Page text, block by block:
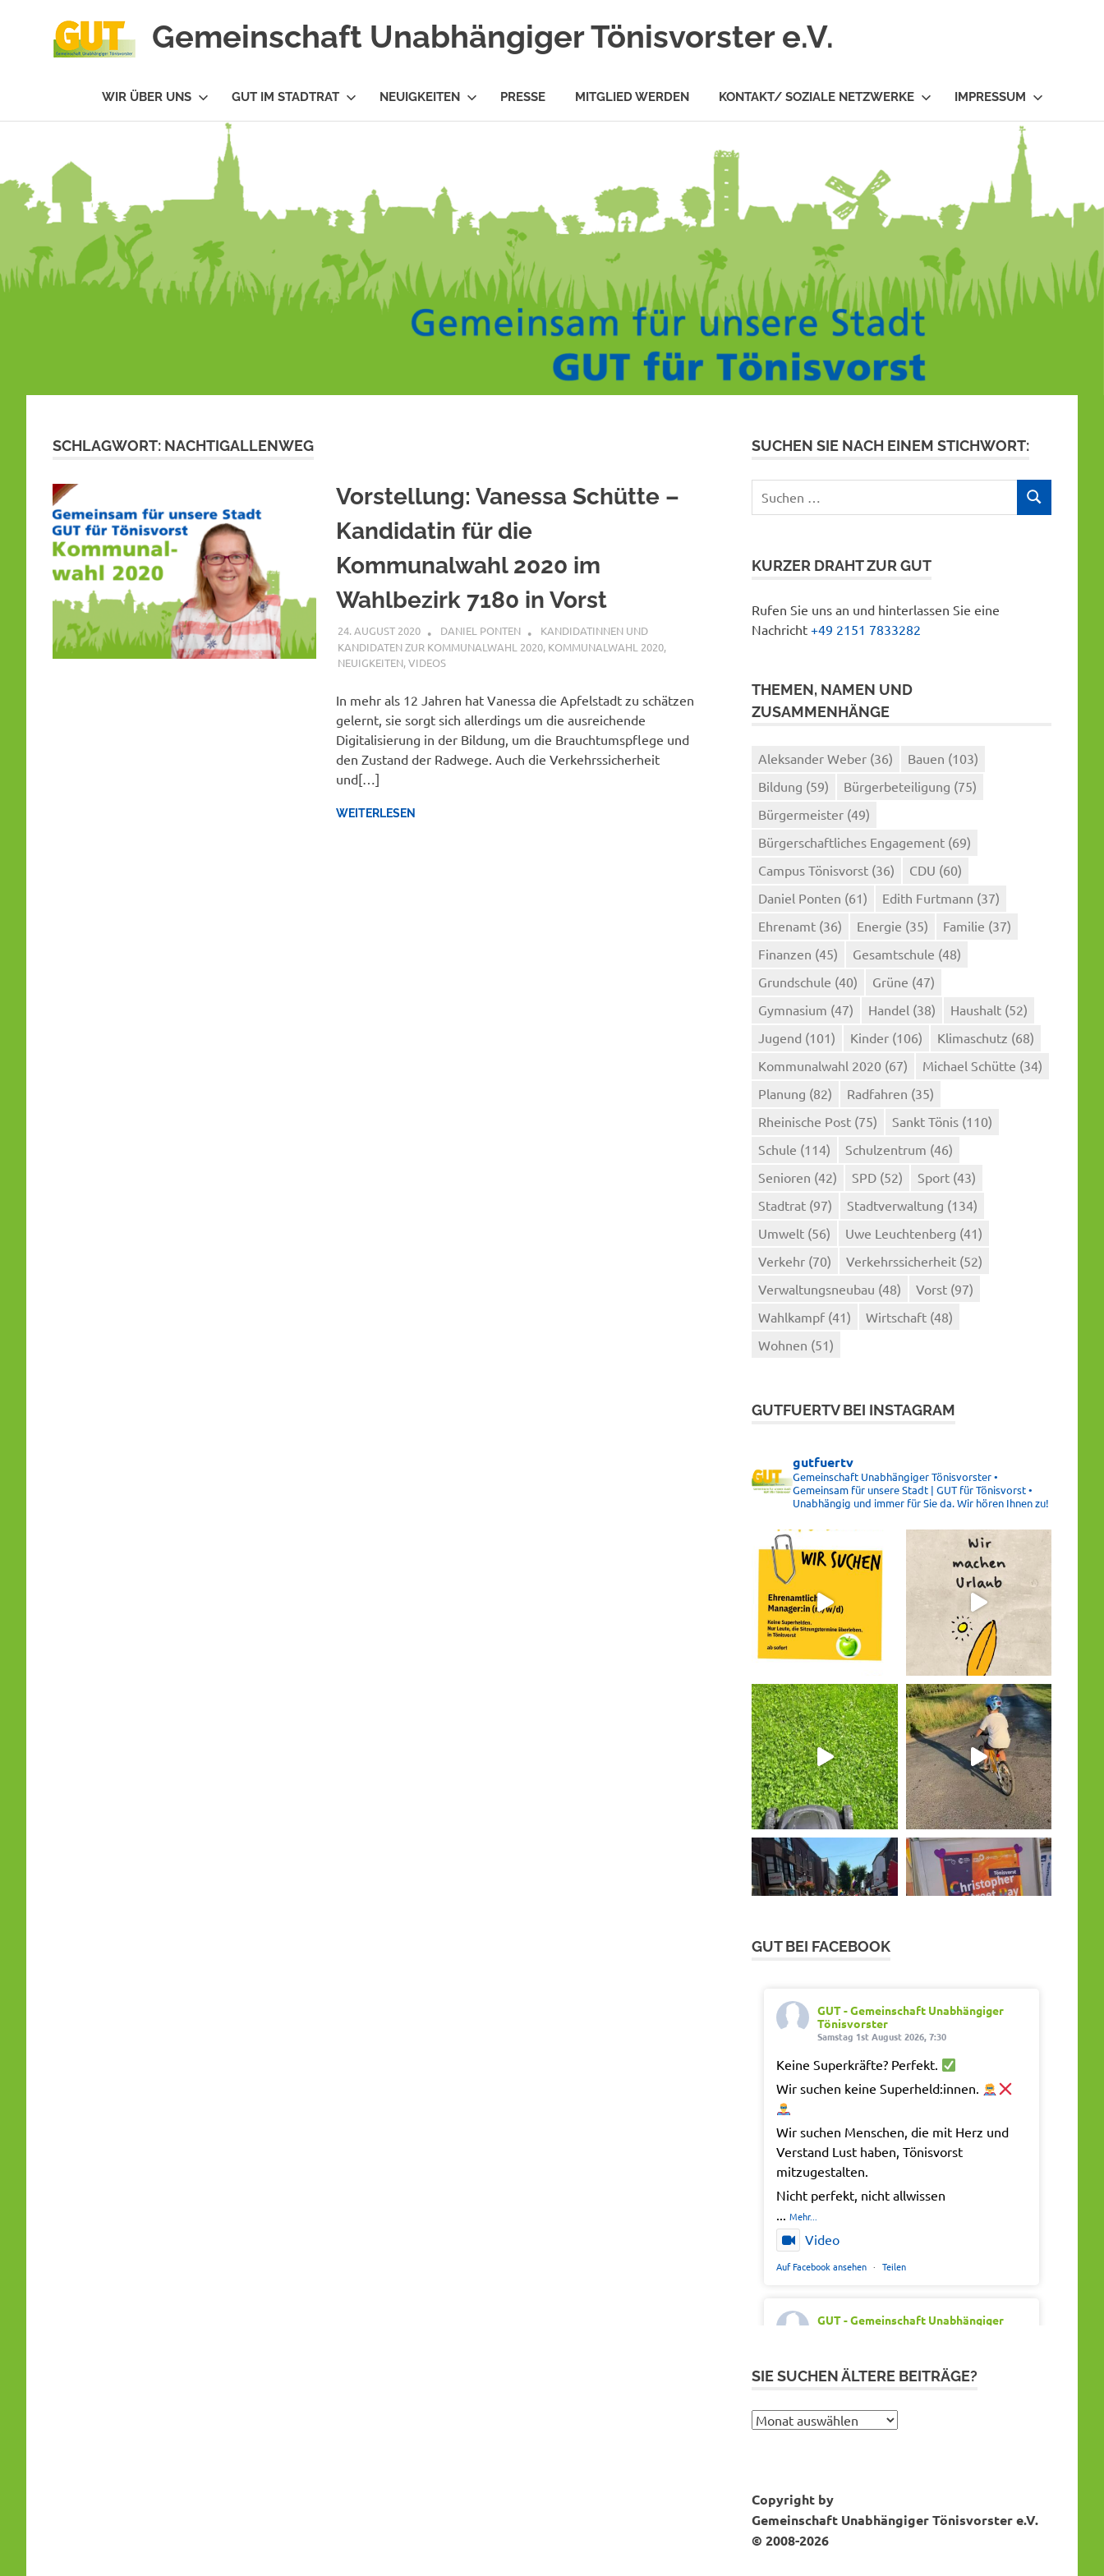
Gemeinschaft Unabhängiger Tönisvorster e.V.
WIR ÜBER UNS GUT IM STADTRAT NEUIGKEITEN PRESSE MITGLIED WERDEN KONTAKT/ SOZIALE NETZWERKE IMPRESSUM
SCHLAGWORT: NACHTIGALLENWEG
Vorstellung: Vanessa Schütte –
Kandidatin für die
Kommunalwahl 2020 im
Wahlbezirk 7180 in Vorst
24. AUGUST 2020 DANIEL PONTEN
KANDIDATINNEN UND
KANDIDATEN ZUR KOMMUNALWAHL 2020, KOMMUNALWAHL 2020,
NEUIGKEITEN,VIDEOS
In mehr als 12 Jahren hat Vanessa die Apfelstadt zu schätzen
gelernt, sie sorgt sich allerdings um die ausreichende
Digitalisierung in der Bildung, um die Brauchtumspflege und
den Zustand der Radwege. Auch die Verkehrssicherheit
und[…]
WEITERLESEN
SUCHEN SIE NACH EINEM STICHWORT:
nach:
SUCHEN
KURZER DRAHT ZUR GUT
Rufen Sie uns an und hinterlassen Sie eine
Nachricht+49 2151 7833282
THEMEN, NAMEN UND
ZUSAMMENHÄNGE
Aleksander Weber (36) Bauen (103)
Bildung (59) Bürgerbeteiligung (75)
Bürgermeister (49)
Bürgerschaftliches Engagement (69)
Campus Tönisvorst (36) CDU (60)
Daniel Ponten (61) Edith Furtmann (37)
Ehrenamt (36) Energie (35) Familie (37)
Finanzen (45) Gesamtschule (48)
Grundschule (40) Grüne (47)
Gymnasium (47) Handel (38) Haushalt (52)
Jugend (101) Kinder (106) Klimaschutz (68)
Kommunalwahl 2020 (67) Michael Schütte (34)
Planung (82) Radfahren (35)
Rheinische Post (75) Sankt Tönis (110)
Schule (114) Schulzentrum (46)
Senioren (42) SPD (52) Sport (43)
Stadtrat (97) Stadtverwaltung (134)
Umwelt (56) Uwe Leuchtenberg (41)
Verkehr (70) Verkehrssicherheit (52)
Verwaltungsneubau (48) Vorst (97)
Wahlkampf (41) Wirtschaft (48)
Wohnen (51)
GUTFUERTV BEI INSTAGRAM
gutfuertv
Gemeinschaft Unabhängiger Tönisvorster •
Gemeinsam für unsere Stadt | GUT für Tönisvorst •
Unabhängig und immer für Sie da. Wir hören Ihnen zu!
GUT BEI FACEBOOK
GUT - Gemeinschaft Unabhängiger
Tönisvorster
Samstag 1st August 2026, 7:30
Keine Superkräfte? Perfekt.
Wir suchen keine Superheld:innen.
Wir suchen Menschen, die mit Herz und
Verstand Lust haben, Tönisvorst
mitzugestalten.
Nicht perfekt, nicht allwissen
...Mehr...
Video
Auf Facebook ansehen · Teilen
GUT - Gemeinschaft Unabhängiger
Out of office. Out of drama.
gute Erholung.
#gemeinschaftunabhaengigertönisvorster
#tönisvorst
Video
SIE SUCHEN ÄLTERE BEITRÄGE?
Sie
Copyright by
Gemeinschaft Unabhängiger Tönisvorster e.V.
© 2008-2026